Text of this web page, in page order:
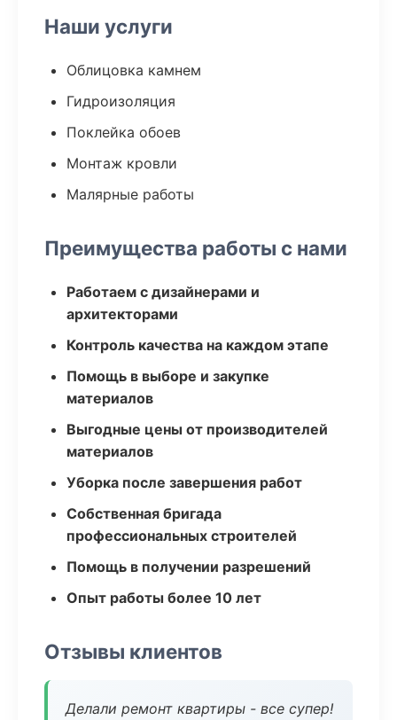
Наши услуги
Облицовка камнем
Гидроизоляция
Поклейка обоев
Монтаж кровли
Малярные работы
Преимущества работы с нами
Работаем с дизайнерами и
архитекторами
Контроль качества на каждом этапе
Помощь в выборе и закупке
материалов
Выгодные цены от производителей
материалов
Уборка после завершения работ
Собственная бригада
профессиональных строителей
Помощь в получении разрешений
Опыт работы более 10 лет
Отзывы клиентов
Делали ремонт квартиры - все супер!